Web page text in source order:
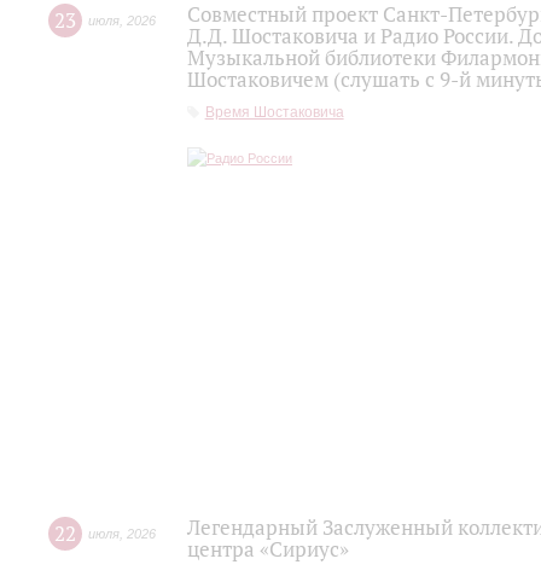
23 июля 2026
Совместный проект Санкт-
Д.Д. Шостаковича и Радио России.
Музыкальной библиотеки
Шостаковичем (слушать с 9-й
Время Шостаковича
22 июля 2026
Легендарный Заслуженный
центра «Сириус»